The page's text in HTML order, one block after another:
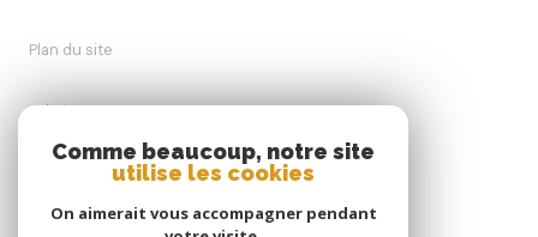
Plan du site
Admin
Nos honoraires
Comme beaucoup, notre site
utilise les cookies
On aimerait vous accompagner pendant